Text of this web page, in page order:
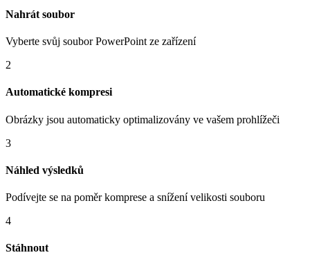
Nahrát soubor
Vyberte svůj soubor PowerPoint ze zařízení
2
Automatické kompresi
Obrázky jsou automaticky optimalizovány ve vašem prohlížeči
3
Náhled výsledků
Podívejte se na poměr komprese a snížení velikosti souboru
4
Stáhnout